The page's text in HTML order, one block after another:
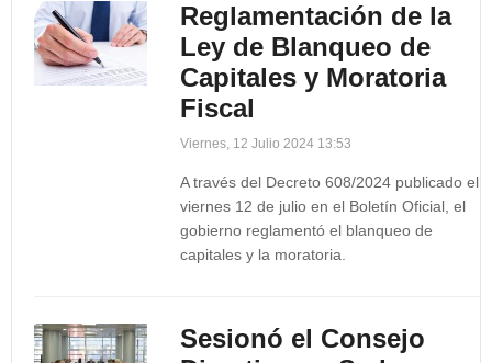
Reglamentación de la
Ley de Blanqueo de
Capitales y Moratoria
Fiscal
Viernes, 12 Julio 2024 13:53
A través del Decreto 608/2024 publicado el
viernes 12 de julio en el Boletín Oficial, el
gobierno reglamentó el blanqueo de
capitales y la moratoria.
Sesionó el Consejo